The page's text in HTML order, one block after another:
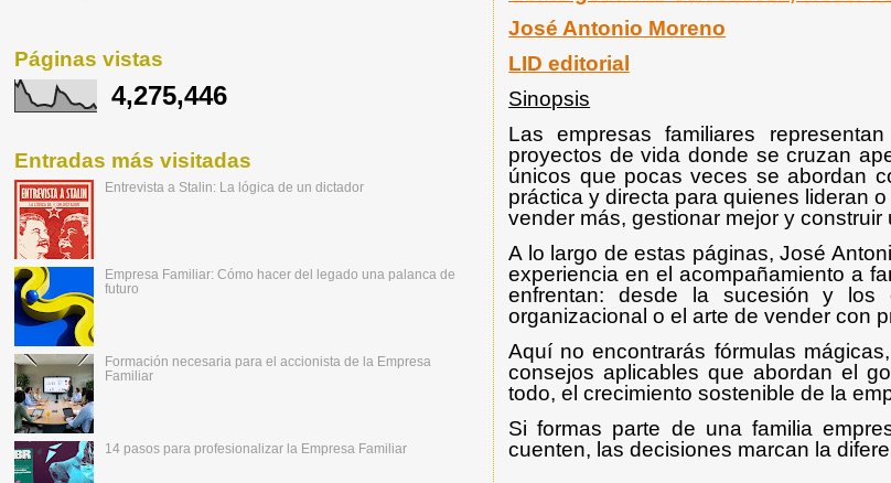
José Antonio Moreno
LID editorial
Sinopsis
Las empresas familiares
proyectos de vida donde se cruzan
únicos que pocas veces se abordan
práctica y directa para quienes lideran
vender más, gestionar mejor y construir
A lo largo de estas páginas, José
experiencia en el acompañamiento a
enfrentan: desde la sucesión y los
organizacional o el arte de vender con
Aquí no encontrarás fórmulas
consejos aplicables que abordan el
todo, el crecimiento sostenible de la
Si formas parte de una familia
cuenten, las decisiones marcan la
Páginas vistas
4,275,446
Entradas más visitadas
Entrevista a Stalin: La lógica de un dictador
Empresa Familiar: Cómo hacer del legado una palanca de
futuro
Formación necesaria para el accionista de la Empresa
Familiar
14 pasos para profesionalizar la Empresa Familiar